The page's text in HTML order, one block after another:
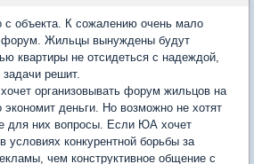
объекта. К сожалению очень мало
форум. Жильцы вынуждены будут
квартиры не отсидеться с надеждой,
решит.
организовывать форум жильцов на
деньги. Но возможно не хотят
для них вопросы. Если ЮА хочет
условиях конкурентной борьбы за
чем конструктивное общение с